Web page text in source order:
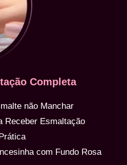
Completa
não Manchar
Receber Esmaltação
com Fundo Rosa